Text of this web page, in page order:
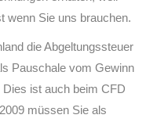
wenn Sie uns brauchen.
die Abgeltungssteuer
Pauschale vom Gewinn
ist auch beim CFD
müssen Sie als